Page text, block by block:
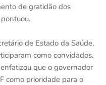
de gratidão dos
de Estado da Saúde,
como convidados.
que o governador
como prioridade para o